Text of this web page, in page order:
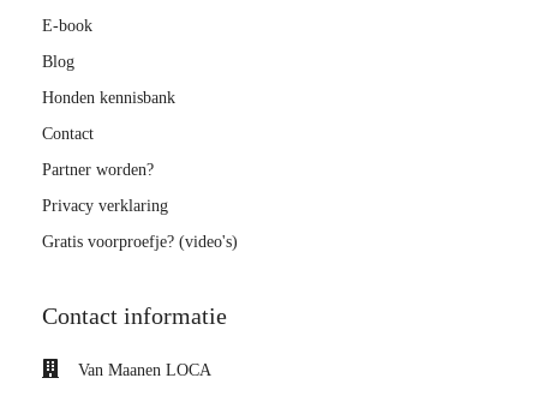
E-book
Blog
Honden kennisbank
Contact
Partner worden?
Privacy verklaring
Gratis voorproefje? (video's)
Contact informatie
Van Maanen LOCA